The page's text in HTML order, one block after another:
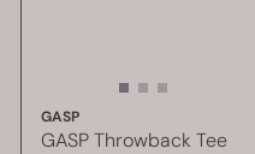
GASP
GASP Throwback Tee